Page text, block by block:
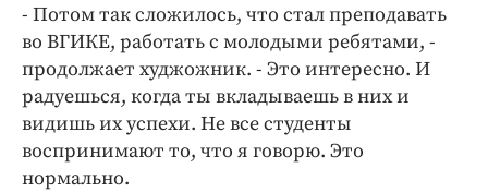
- Потом так сложилось, что стал преподавать
во ВГИКЕ, работать с молодыми ребятами, -
продолжает худжожник. - Это интересно. И
радуешься, когда ты вкладываешь в них и
видишь их успехи. Не все студенты
воспринимают то, что я говорю. Это
нормально.